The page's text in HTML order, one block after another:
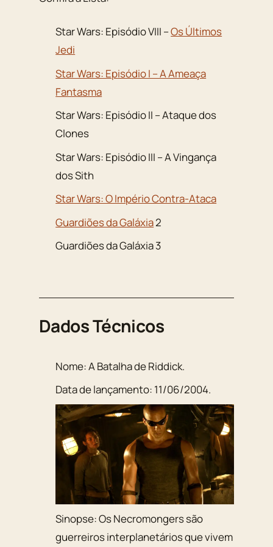
Star Wars: Episódio VIII –Os Últimos
Jedi
Star Wars: Episódio I – A Ameaça
Fantasma
Star Wars: Episódio II – Ataque dos
Clones
Star Wars: Episódio III – A Vingança
dos Sith
Star Wars: O Império Contra-Ataca
Guardiões da Galáxia2
Guardiões da Galáxia 3
Dados Técnicos
Nome:A Batalha de Riddick.
Data de lançamento: 11/06/2004.
Sinopse:Os Necromongers são
guerreiros interplanetários que vivem